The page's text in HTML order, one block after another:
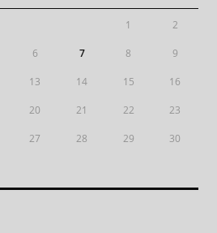
1 2
6 7 8 9
13 14 15 16
20 21 22 23
27 28 29 30